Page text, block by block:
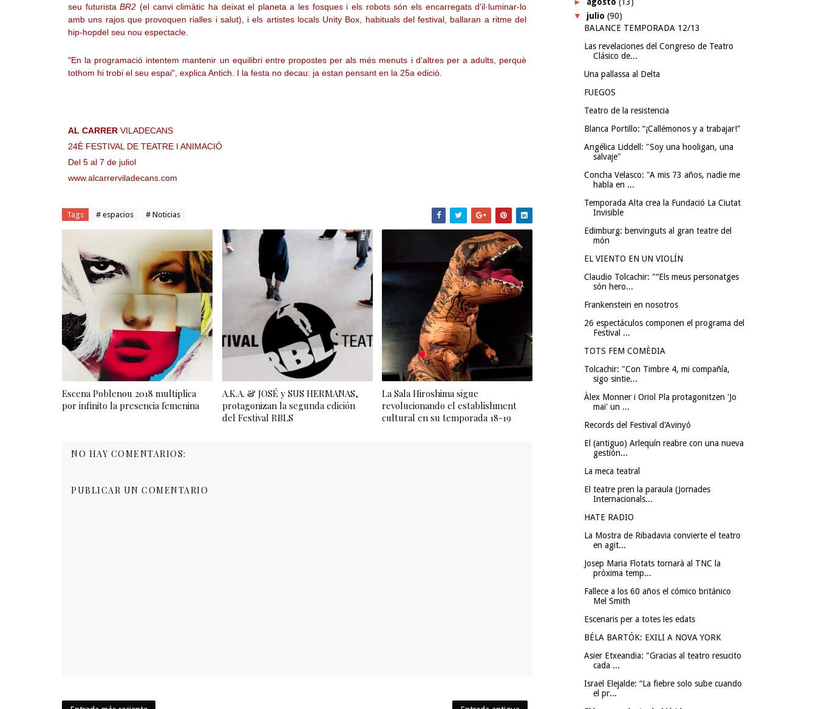
seu futuristaBR2 (el canvi climàtic ha deixat el planeta a les fosques i els robots són els encarregats d'il·luminar-lo
amb uns rajos que provoquen rialles i salut), i els artistes locals Unity Box, habituals del festival, ballaran a ritme del
hip-hopdel seu nou espectacle.
"En la programació intentem mantenir un equilibri entre propostes per als més menuts i d'altres per a adults, perquè
tothom hi trobi el seu espai", explica Antich. I la festa no decau: ja estan pensant en la 25a edició.
AL CARRER VILADECANS
24È FESTIVAL DE TEATRE I ANIMACIÓ
Del 5 al 7 de juliol
www.alcarrerviladecans.com
Tags # espacios # Noticias
Escena Poblenou 2018 multiplica
por infinito la presencia femenina
A.K.A. & JOSÉ y SUS HERMANAS,
protagonizan la segunda edición
del Festival RBLS
La Sala Hiroshima sigue
revolucionando el establishment
cultural en su temporada 18-19
NO HAY COMENTARIOS:
PUBLICAR UN COMENTARIO
▼ julio (90)
BALANCE TEMPORADA 12/13
Las revelaciones del Congreso de Teatro
Clásico de...
Una pallassa al Delta
FUEGOS
Teatro de la resistencia
Blanca Portillo: “¡Callémonos y a trabajar!”
Angélica Liddell: "Soy una hooligan, una
salvaje"
Concha Velasco: "A mis 73 años, nadie me
habla en ...
Temporada Alta crea la Fundació La Ciutat
Invisible
Edimburg: benvinguts al gran teatre del
món
EL VIENTO EN UN VIOLÍN
Claudio Tolcachir: "“Els meus personatges
són hero...
Frankenstein en nosotros
26 espectáculos componen el programa del
Festival ...
TOTS FEM COMÈDIA
Tolcachir: "Con Timbre 4, mi compañía,
sigo sintie...
Àlex Monner i Oriol Pla protagonitzen 'Jo
mai' un ...
Records del Festival d'Avinyó
El (antiguo) Arlequín reabre con una nueva
gestión...
La meca teatral
El teatre pren la paraula (Jornades
Internacionals...
HATE RADIO
La Mostra de Ribadavia convierte el teatro
en agit...
Josep Maria Flotats tornarà al TNC la
pròxima temp...
Fallece a los 60 años el cómico británico
Mel Smith
Escenaris per a totes les edats
BÉLA BARTÓK: EXILI A NOVA YORK
Asier Etxeandia: "Gracias al teatro resucito
cada ...
Israel Elejalde: “La fiebre solo sube cuando
el pr...